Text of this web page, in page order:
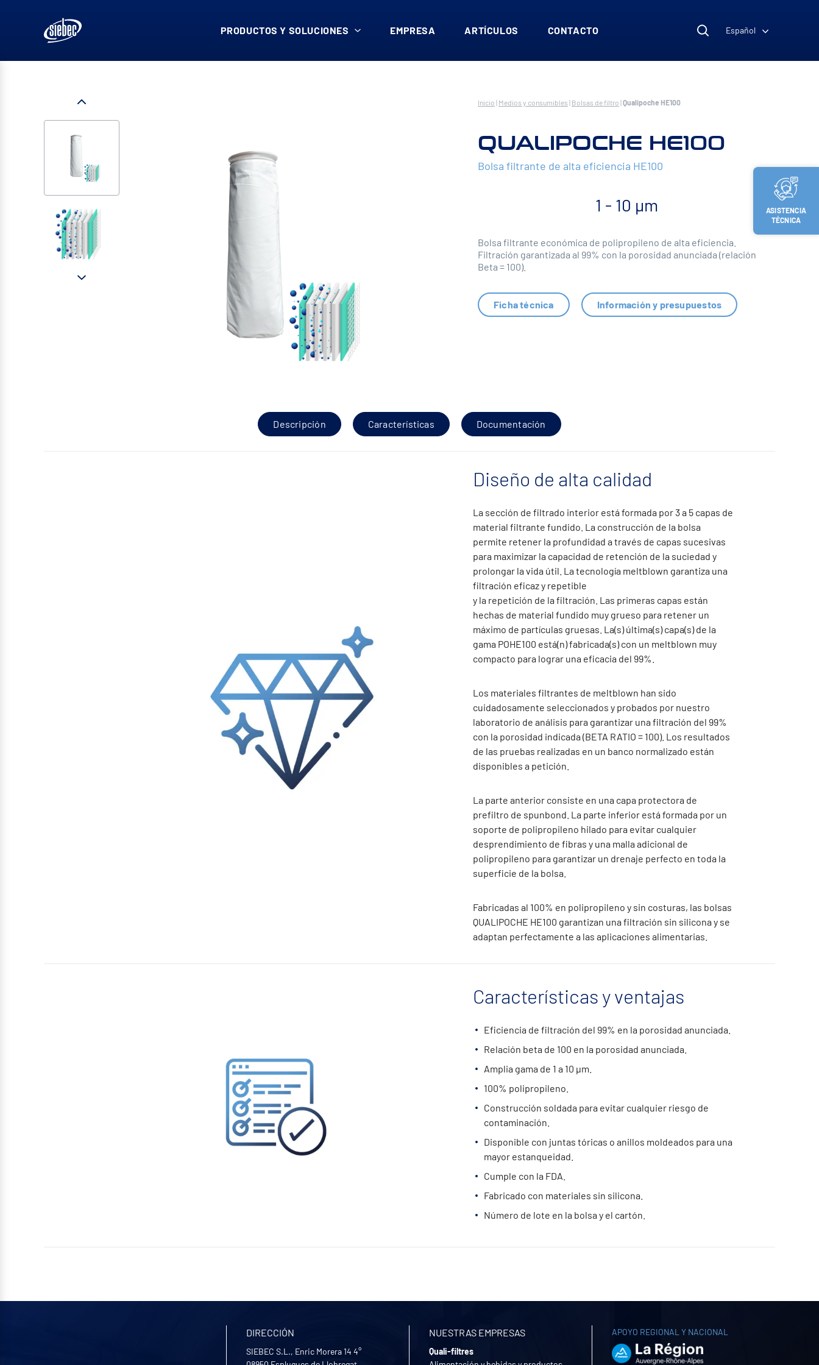
ASISTENCIA
TÉCNICA
PRODUCTOS Y SOLUCIONES EMPRESA ARTÍCULOS CONTACTO Español
Inicio | Medios y consumibles | Bolsas de filtro |Qualipoche HE100
QUALIPOCHE HE100
Bolsa filtrante de alta eficiencia HE100
1 - 10 µm
Bolsa filtrante económica de polipropileno de alta eficiencia.
Filtración garantizada al 99% con la porosidad anunciada (relación
Beta = 100).
Ficha técnica Información y presupuestos
Descripción Características Documentación
Diseño de alta calidad
La sección de filtrado interior está formada por 3 a 5 capas de
material filtrante fundido. La construcción de la bolsa
permite retener la profundidad a través de capas sucesivas
para maximizar la capacidad de retención de la suciedad y
prolongar la vida útil. La tecnología meltblown garantiza una
filtración eficaz y repetible
y la repetición de la filtración. Las primeras capas están
hechas de material fundido muy grueso para retener un
máximo de partículas gruesas. La(s) última(s) capa(s) de la
gama POHE100 está(n) fabricada(s) con un meltblown muy
compacto para lograr una eficacia del 99%.
Los materiales filtrantes de meltblown han sido
cuidadosamente seleccionados y probados por nuestro
laboratorio de análisis para garantizar una filtración del 99%
con la porosidad indicada (BETA RATIO = 100). Los resultados
de las pruebas realizadas en un banco normalizado están
disponibles a petición.
La parte anterior consiste en una capa protectora de
prefiltro de spunbond. La parte inferior está formada por un
soporte de polipropileno hilado para evitar cualquier
desprendimiento de fibras y una malla adicional de
polipropileno para garantizar un drenaje perfecto en toda la
superficie de la bolsa.
Fabricadas al 100% en polipropileno y sin costuras, las bolsas
QUALIPOCHE HE100 garantizan una filtración sin silicona y se
adaptan perfectamente a las aplicaciones alimentarias.
Características y ventajas
Eficiencia de filtración del 99% en la porosidad anunciada.
Relación beta de 100 en la porosidad anunciada.
Amplia gama de 1 a 10 μm.
100% polipropileno.
Construcción soldada para evitar cualquier riesgo de
contaminación.
Disponible con juntas tóricas o anillos moldeados para una
mayor estanqueidad.
Cumple con la FDA.
Fabricado con materiales sin silicona.
Número de lote en la bolsa y el cartón.
DIRECCIÓN
SIEBEC S.L., Enric Morera 14 4°
NUESTRAS EMPRESAS
Quali-filtres
APOYO REGIONAL Y NACIONAL